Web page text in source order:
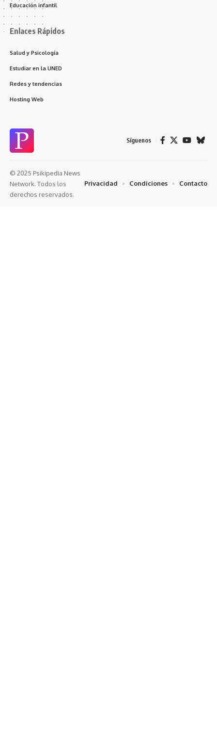
Educación infantil
Enlaces Rápidos
Salud y Psicología
Estudiar en la UNED
Redes y tendencias
Hosting Web
Síguenos
© 2025 Psikipedia News
Network. Todos los
derechos reservados.
Privacidad Condiciones Contacto